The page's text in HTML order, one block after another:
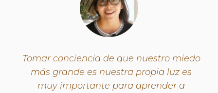
Tomar conciencia de que nuestro miedo
más grande es nuestra propia luz es
muy importante para aprender a